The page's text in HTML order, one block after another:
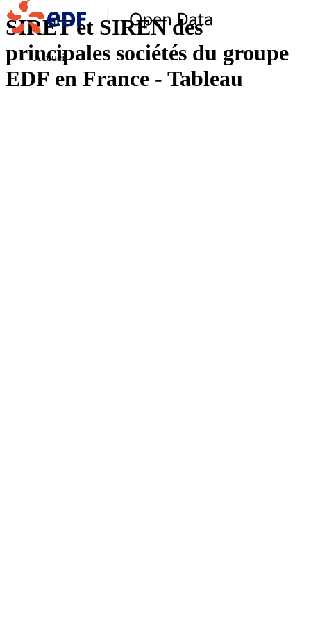
Accueil
SIRET et SIREN des
principales sociétés du groupe
EDF en France - Tableau